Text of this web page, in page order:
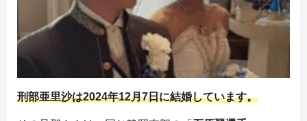
刑部亜里沙は2024年12月7日に結婚しています。